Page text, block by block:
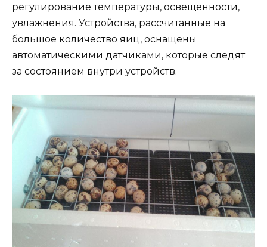
регулирование температуры, освещенности,
увлажнения. Устройства, рассчитанные на
большое количество яиц, оснащены
автоматическими датчиками, которые следят
за состоянием внутри устройств.